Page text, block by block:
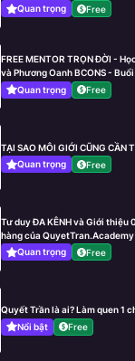
Quan trọng
Free
FREE MENTOR TRỌN ĐỜI -
và Phương Oanh BCONS - Buổi
Quan trọng
Free
TẠI SAO MÔI GIỚI CŨNG CẦN
Quan trọng
Free
Tư duy ĐA KÊNH và Giới thiệu
hàng của QuyetTran.Academy
Quan trọng
Free
Quyết Trần là ai? Làm quen 1
Nổi bật
Free